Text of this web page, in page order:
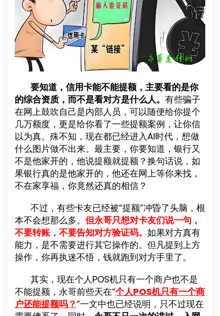
要知道，信用卡能不能提额，主要看的是你
的综合资质，而不是看对方是什么人。 有些骗子
在网上鼓吹自己是内部人员，可以随便给你提个
几万额度，更是给你看了一些提额案例，让你信
以为真。殊不知，现在都已经进入AI时代，想做
什么图片做不出来。最主要，你要知道，银行又
不是他家开的，他说提额就提额？换句话说，如
果银行真的是他家开的，他还在网上等你来找，
不在家享福，你竟然还真的相信？
不过，有些卡友已经被“提额”冲昏了头脑，根
本不会想那么多。 但永哥只想对卡友们说一句，
不要转账，不要告知对方验证码。 如果对方真有
能力，是不需要进行其它操作的。但凡提到上方
操作，你再执迷不悟，钱就跑到对方手里了。
其实，现在个人POS机只有一个商户也不是
不能提额，永哥前些天在“个人POS机只有一个商
户还能提额吗？”一文中也已经说明，只不过现在